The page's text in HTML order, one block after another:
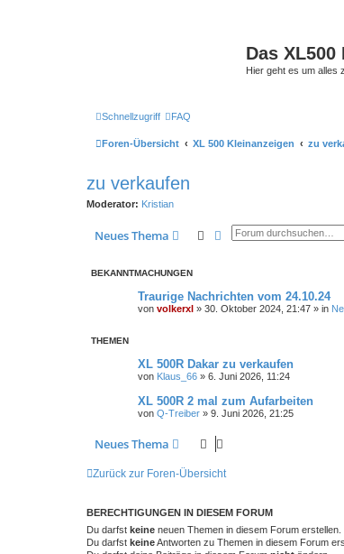
Das XL500
Hier geht es um alles
Schnellzugriff FAQ
Foren-Übersicht XL 500 Kleinanzeigen zu
zu verkaufen
Moderator: Kristian
Neues Thema SucheErweiterte Suche
BEKANNTMACHUNGEN
Traurige Nachrichten vom 24.10.24
von volkerxl » 30. Oktober 2024, 21:47 » in
THEMEN
XL 500R Dakar zu verkaufen
von Klaus_66 » 6. Juni 2026, 11:24
XL 500R 2 mal zum Aufarbeiten
von Q-Treiber » 9. Juni 2026, 21:25
Neues Thema
Zurück zur Foren-Übersicht
BERECHTIGUNGEN IN DIESEM FORUM
Du darfst keine neuen Themen in diesem Forum erstellen.
Du darfst keineAntworten zu Themen in diesem Forum